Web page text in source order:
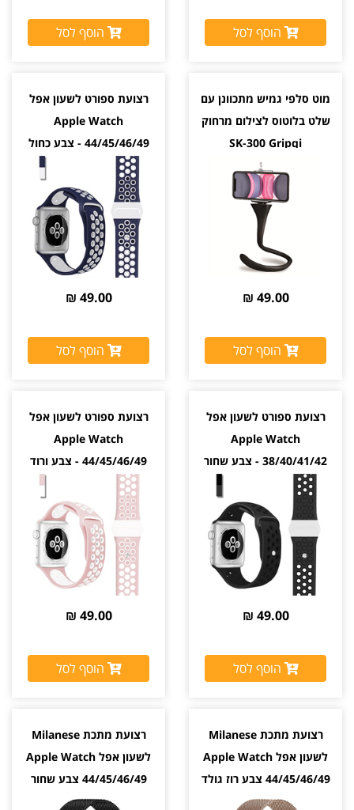
הוסף לסל הוסף לסל
מוט סלפי גמיש מתכוונן עם
שלט בלוטוס לצילום מרחוק
SK-300 Gripqi
מגיע עם שלט לצילום מרחוק
49.00 ₪
הוסף לסל
רצועת ספורט לשעון אפל
Apple Watch
44/45/46/49 - צבע כחול
49.00 ₪
הוסף לסל
רצועת ספורט לשעון אפל
Apple Watch
38/40/41/42 - צבע שחור
49.00 ₪
הוסף לסל
רצועת ספורט לשעון אפל
Apple Watch
44/45/46/49 - צבע ורוד
49.00 ₪
הוסף לסל
רצועת מתכת Milanese
לשעון אפל Apple Watch
44/45/46/49 צבע רוז גולד
Rose Gold
רצועת מתכת Milanese
לשעון אפל Apple Watch
44/45/46/49 צבע שחור
Black